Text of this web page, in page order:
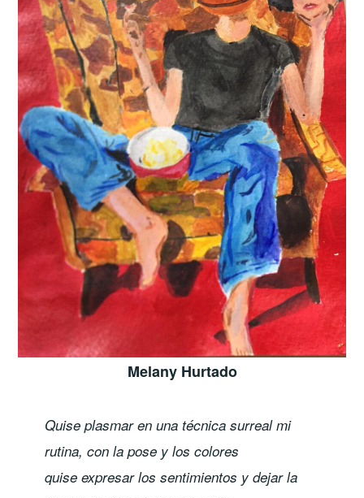
Melany Hurtado
Quise plasmar en una técnica surreal mi
rutina, con la pose y los colores
quise expresar los sentimientos y dejar la